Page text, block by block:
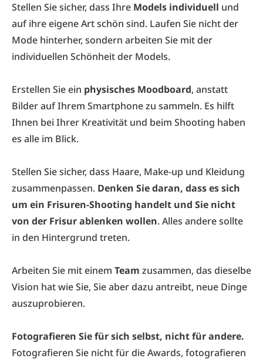
Stellen Sie sicher, dass Ihre Models individuell und
auf ihre eigene Art schön sind. Laufen Sie nicht der
Mode hinterher, sondern arbeiten Sie mit der
individuellen Schönheit der Models.
Erstellen Sie ein physisches Moodboard, anstatt
Bilder auf Ihrem Smartphone zu sammeln. Es hilft
Ihnen bei Ihrer Kreativität und beim Shooting haben
es alle im Blick.
Stellen Sie sicher, dass Haare, Make-up und Kleidung
zusammenpassen. Denken Sie daran, dass es sich
um ein Frisuren-Shooting handelt und Sie nicht
von der Frisur ablenken wollen. Alles andere sollte
in den Hintergrund treten.
Arbeiten Sie mit einem Team zusammen, das dieselbe
Vision hat wie Sie, Sie aber dazu antreibt, neue Dinge
auszuprobieren.
Fotografieren Sie für sich selbst, nicht für andere.
Fotografieren Sie nicht für die Awards, fotografieren